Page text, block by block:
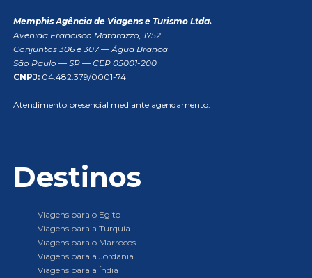
Memphis Agência de Viagens e Turismo Ltda.
Avenida Francisco Matarazzo, 1752
Conjuntos 306 e 307 — Água Branca
São Paulo — SP — CEP 05001-200
CNPJ: 04.482.379/0001-74
Atendimento presencial mediante agendamento.
Destinos
Viagens para o Egito
Viagens para a Turquia
Viagens para o Marrocos
Viagens para a Jordânia
Viagens para a Índia